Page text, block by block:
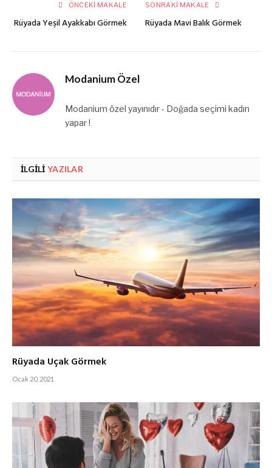
ÖNCEKI MAKALE
Rüyada Yeşil Ayakkabı Görmek
SONRAKI MAKALE
Rüyada Mavi Balık Görmek
Modanium Özel
Modanium özel yayınıdır - Doğada seçimi kadın
yapar !
İLGILI YAZILAR
Rüyada Uçak Görmek
Ocak 20, 2021